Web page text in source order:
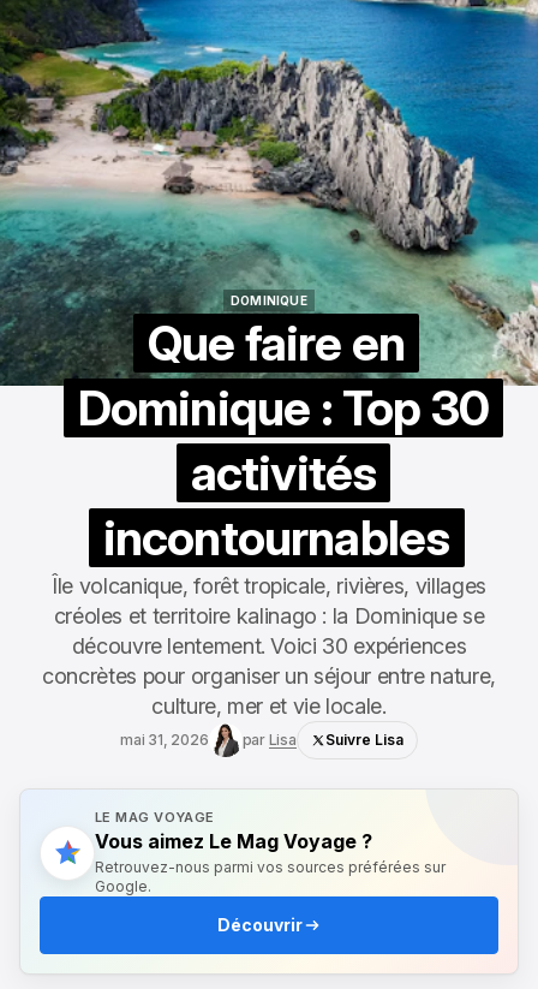
DOMINIQUE
Que faire en
Dominique : Top 30
activités
incontournables
Île volcanique, forêt tropicale, rivières, villages
créoles et territoire kalinago : la Dominique se
découvre lentement. Voici 30 expériences
concrètes pour organiser un séjour entre nature,
culture, mer et vie locale.
mai 31, 2026 par Lisa Suivre Lisa
LE MAG VOYAGE
Vous aimez Le Mag Voyage ?
Retrouvez-nous parmi vos sources préférées sur
Google.
Découvrir